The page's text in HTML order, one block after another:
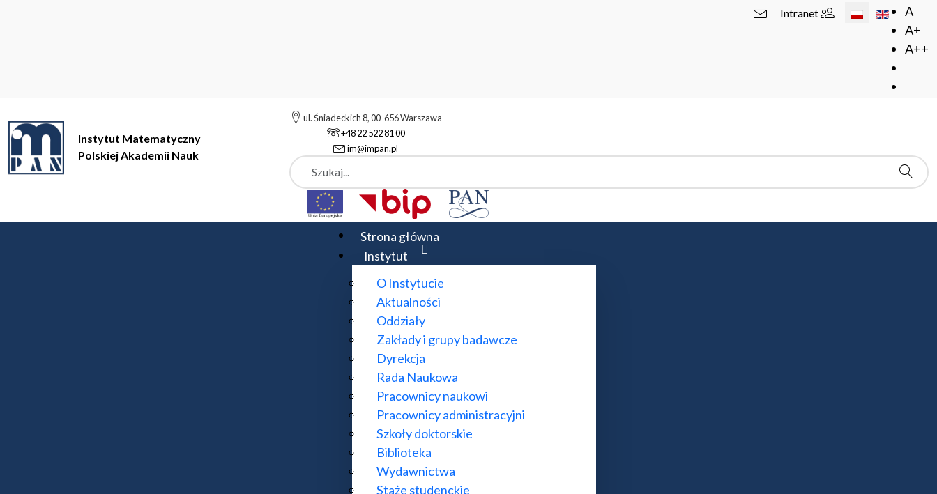
A
A+
A++
Wybierz swój język
Intranet
Instytut Matematyczny
Polskiej Akademii Nauk
ul. Śniadeckich 8, 00-656 Warszawa
+48 22 522 81 00
im@impan.pl
Szukaj
Strona główna
Instytut
O Instytucie
Aktualności
Oddziały
Zakłady i grupy badawcze
Dyrekcja
Rada Naukowa
Pracownicy naukowi
Pracownicy administracyjni
Szkoły doktorskie
Biblioteka
Wydawnictwa
Staże studenckie
Instytut Matematyczny